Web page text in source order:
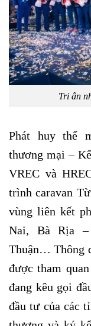
Tri ân
Phát huy thế
thương mại –
VREC và
trình caravan
vùng liên kết
Nai, Bà Rịa –
Thuận… Thông
được tham
đang kêu gọi
đầu tư của các